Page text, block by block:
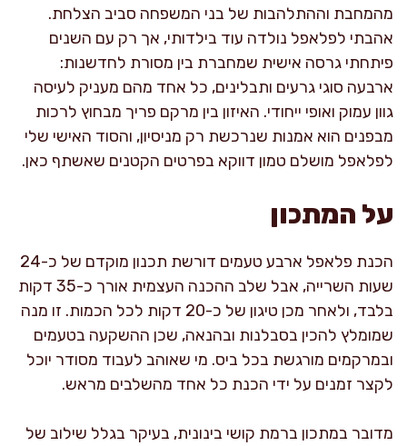
מהמחבת וההתלהבות של בני המשפחה סביב הצלחת.
אהבתי לפלאפל נולדה עוד בילדותי, אך רק עם השנים
פיתחתי גרסה אישית שמחברת בין מסורת לחדשנות:
ארבעה סוגי גרעים ותבלינים, כל אחד מהם מעניק לעיסה
גוון עמוק ואופי ייחודי. האיזון בין מרקם פריך מבחוץ לרכות
מבפנים הוא אמנות שנרכשת רק מניסיון, והסוד האישי שלי
לפלאפל מושלם טמון דווקא בפרטים הקטנים שאשתף כאן.
על המתכון
הכנת פלאפל ארבע טעמים דורשת תכנון מוקדם של כ-24
שעות השרייה, אבל שלב ההכנה העצמית אורך כ-35 דקות
בלבד, ולאחר מכן טיגון של כ-20 דקות לכל הכמות. זו מנה
שמומלץ להכין בסבלנות ובהנאה, שכן ההשקעה בטעמים
ובמרקמים מורגשת בכל ביס. מי שאוהב לעבוד מסודר יוכל
לקצר זמנים על ידי הכנת כל אחד מהשלבים מראש.
מדובר במתכון ברמת קושי בינונית, בעיקר בגלל שילוב של